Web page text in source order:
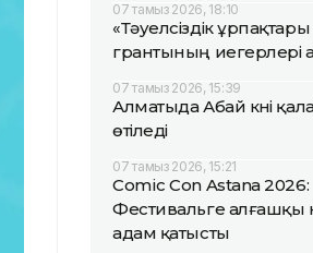
07 тамыз 2026, 18:10
«Тәуелсіздік
грантының иегерлері
07 тамыз 2026, 15:39
Алматыда Абай күні
өтіледі
07 тамыз 2026, 15:21
Comic Con Astana 2026:
Фестивальге алғашқы
адам қатысты